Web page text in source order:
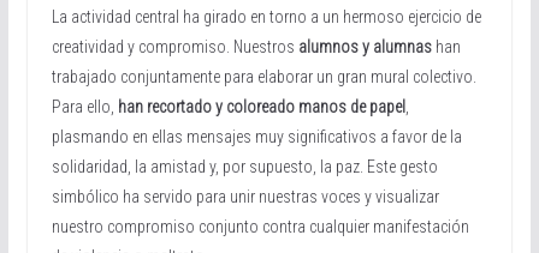
La actividad central ha girado en torno a un hermoso ejercicio de
creatividad y compromiso. Nuestros alumnos y alumnashan
trabajado conjuntamente para elaborar un gran mural colectivo.
Para ello, han recortado y coloreado manos de papel,
plasmando en ellas mensajes muy significativos a favor de la
solidaridad, la amistad y, por supuesto, la paz. Este gesto
simbólico ha servido para unir nuestras voces y visualizar
nuestro compromiso conjunto contra cualquier manifestación